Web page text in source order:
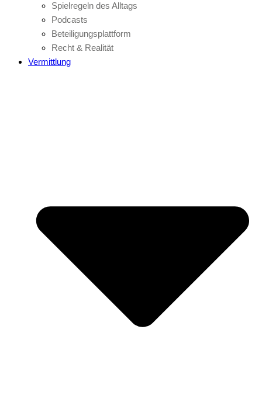
Spielregeln des Alltags
Podcasts
Beteiligungsplattform
Recht & Realität
Vermittlung